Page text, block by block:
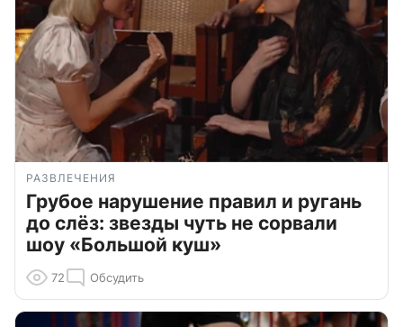
РАЗВЛЕЧЕНИЯ
Грубое нарушение правил и ругань
до слёз: звезды чуть не сорвали
шоу «Большой куш»
72 Обсудить